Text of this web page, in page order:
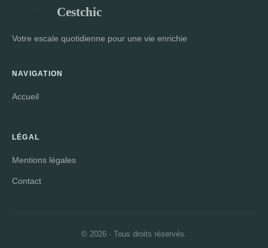
Cestchic
Votre escale quotidienne pour une vie enrichie
NAVIGATION
Accueil
LÉGAL
Mentions légales
Contact
© 2026 · Tous droits réservés.